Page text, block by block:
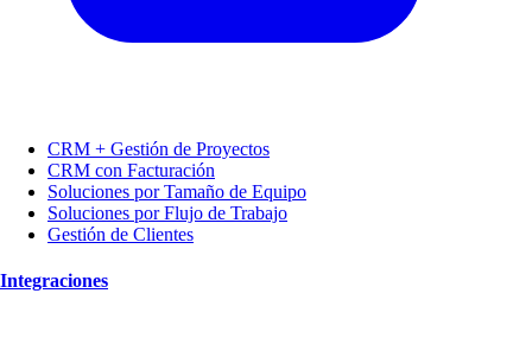
CRM + Gestión de Proyectos
CRM con Facturación
Soluciones por Tamaño de Equipo
Soluciones por Flujo de Trabajo
Gestión de Clientes
Integraciones